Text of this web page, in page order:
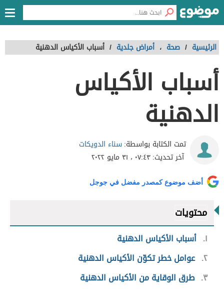
الرئيسية / صحة ، أمراض جلدية / أسباب الأكياس الدهنية
أسباب الأكياس
الدهنية
تمت الكتابة بواسطة:سناء الدويكات
آخر تحديث:٠٧:٤٣ ، ٣١ مايو ٢٠٢٢
أضف موضوع كمصدر مفضل في جوجل
محتويات
١ أسباب الأكياس الدهنية
٢ عوامل خطر تكوّن الأكياس الدهنية
٣ طرق الوقاية من الأكياس الدهنية